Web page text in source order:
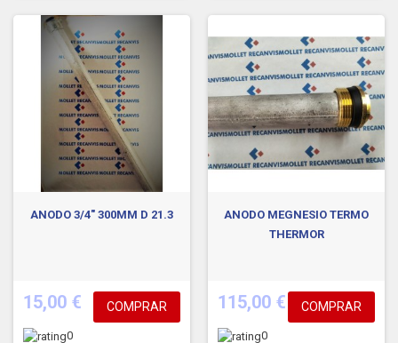
ANODO 3/4" 300MM D 21.3
15,00 €
0
COMPRAR
ANODO MEGNESIO TERMO
THERMOR
115,00 €
0
COMPRAR